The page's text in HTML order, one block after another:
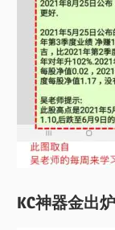
KC神器金出